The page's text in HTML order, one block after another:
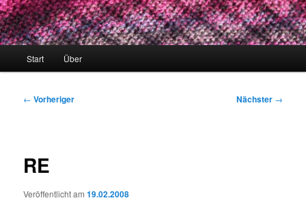
Start Über
Beitragsnavigation
← Vorheriger Nächster →
RE
Veröffentlicht am19.02.2008